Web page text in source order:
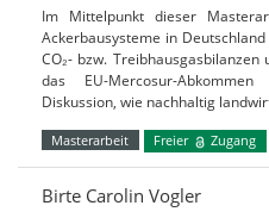
Im Mittelpunkt dieser
Ackerbausysteme in
CO₂- bzw.
das EU-Mercosur-
Diskussion, wie nachhaltig
Masterarbeit Freier Zugang
Birte Carolin Vogler